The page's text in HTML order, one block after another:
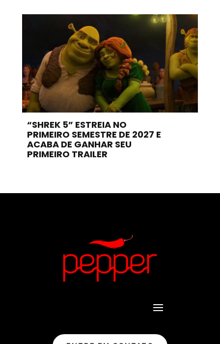
“SHREK 5” ESTREIA NO
PRIMEIRO SEMESTRE DE 2027 E
ACABA DE GANHAR SEU
PRIMEIRO TRAILER